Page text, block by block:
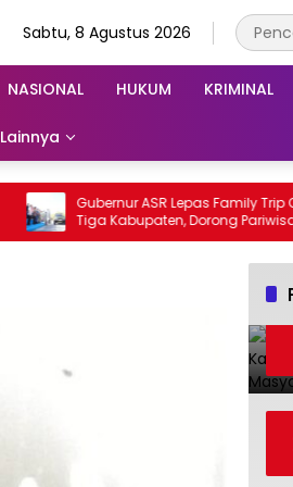
Sabtu, 8 Agustus 2026
NASIONAL HUKUM KRIMINAL
Lainnya
Gubernur ASR Lepas Family Trip Overland
Tiga Kabupaten, Dorong Pariwisata dan
UMKM Sultra Makin Berkembang